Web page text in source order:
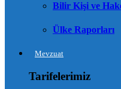
Bilir Kişi ve
Ülke Raporları
Mevzuat
Tarifelerimiz